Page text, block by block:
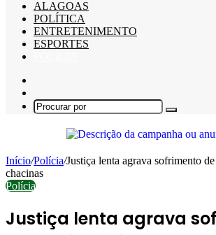
ALAGOAS
POLÍTICA
ENTRETENIMENTO
ESPORTES
skin
Procurar
Início/Polícia/Justiça lenta agrava sofrimento
chacinas
Polícia
Justiça lenta agrava